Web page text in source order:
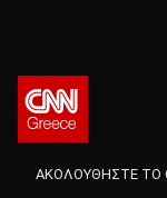
ΑΚΟΛΟΥΘΗΣΤΕ ΤΟ